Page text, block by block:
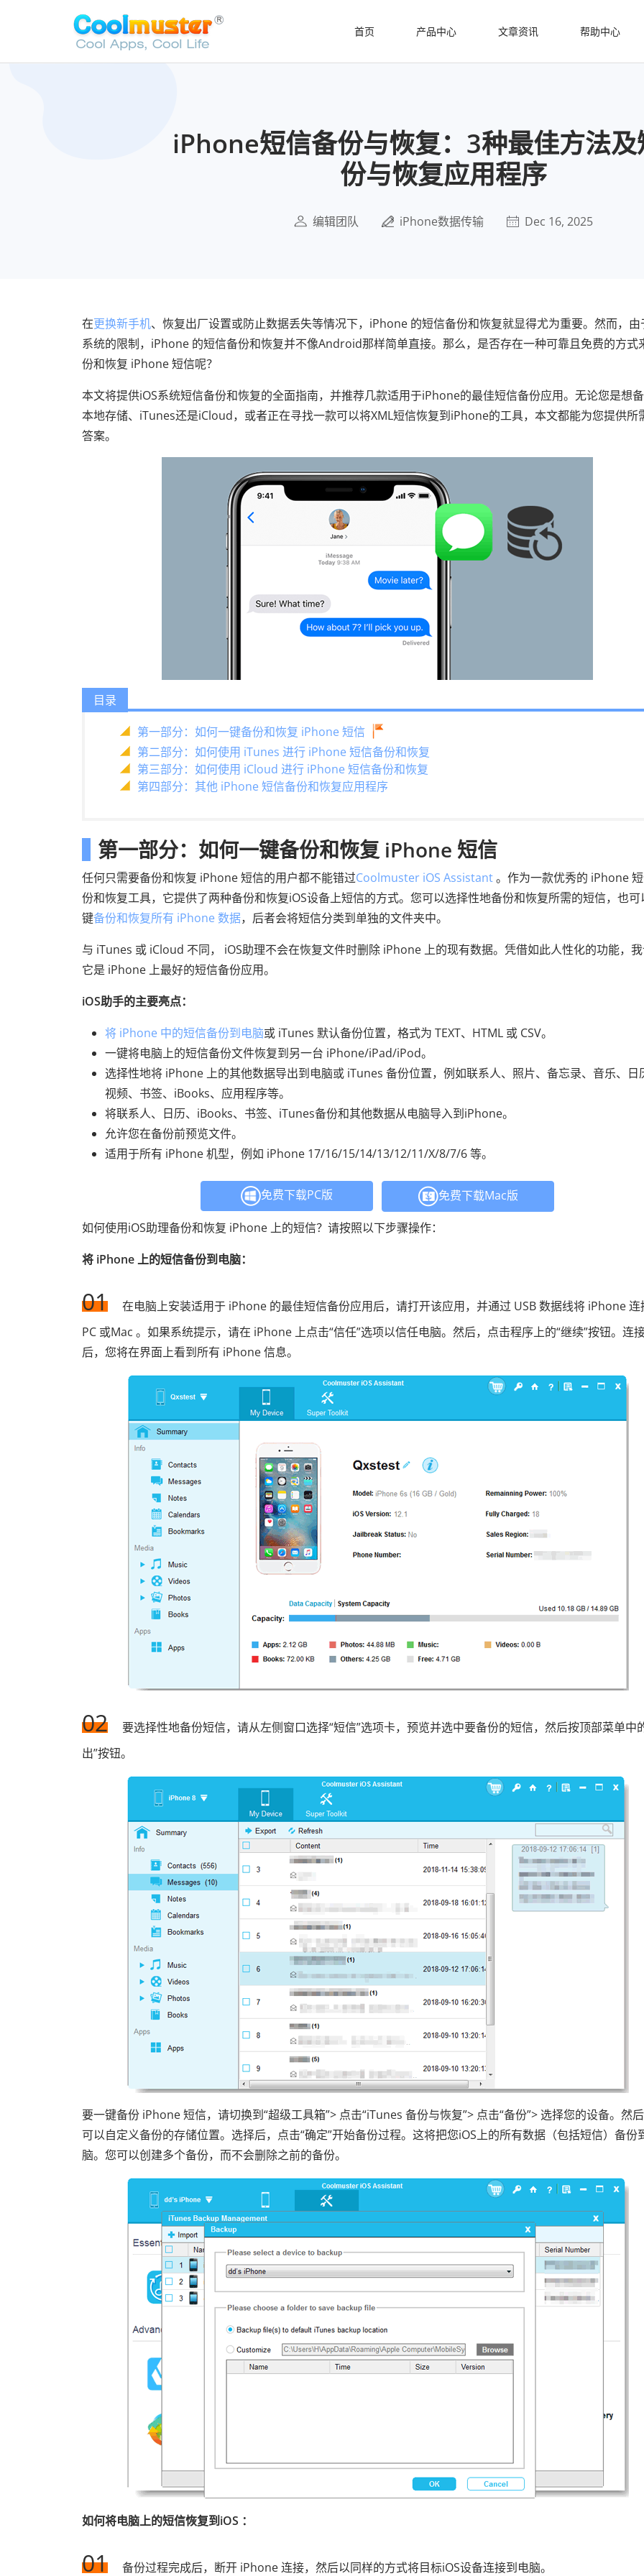
首页 产品中心 文章资讯 帮助中心
iPhone短信备份与恢复：3种最佳方法
份与恢复应用程序
编辑团队 iPhone数据传输 Dec 16, 2025
在更换新手机、恢复出厂设置或防止数据丢失等情况下，iPhone 的短信备份和恢复就显得尤为重要。然而，由
系统的限制，iPhone 的短信备份和恢复并不像Android那样简单直接。那么，是否存在一种可靠且免费的方式
份和恢复 iPhone 短信呢？
本文将提供iOS系统短信备份和恢复的全面指南，并推荐几款适用于iPhone的最佳短信备份应用。无论您是想
本地存储、iTunes还是iCloud，或者正在寻找一款可以将XML短信恢复到iPhone的工具，本文都能为您提供所
答案。
目录
第一部分：如何一键备份和恢复 iPhone 短信
第二部分：如何使用 iTunes 进行 iPhone 短信备份和恢复
第三部分：如何使用 iCloud 进行 iPhone 短信备份和恢复
第四部分：其他 iPhone 短信备份和恢复应用程序
第一部分：如何一键备份和恢复 iPhone 短信
任何只需要备份和恢复 iPhone 短信的用户都不能错过Coolmuster iOS Assistant。作为一款优秀的 iPhone
份和恢复工具，它提供了两种备份和恢复iOS设备上短信的方式。您可以选择性地备份和恢复所需的短信，也可
键备份和恢复所有 iPhone 数据，后者会将短信分类到单独的文件夹中。
与 iTunes 或 iCloud 不同， iOS助理不会在恢复文件时删除 iPhone 上的现有数据。凭借如此人性化的功能，
它是 iPhone 上最好的短信备份应用。
iOS助手的主要亮点：
将 iPhone 中的短信备份到电脑或 iTunes 默认备份位置，格式为 TEXT、HTML 或 CSV。
一键将电脑上的短信备份文件恢复到另一台 iPhone/iPad/iPod。
选择性地将 iPhone 上的其他数据导出到电脑或 iTunes 备份位置，例如联系人、照片、备忘录、音乐、日
视频、书签、iBooks、应用程序等。
将联系人、日历、iBooks、书签、iTunes备份和其他数据从电脑导入到iPhone。
允许您在备份前预览文件。
适用于所有 iPhone 机型，例如 iPhone 17/16/15/14/13/12/11/X/8/7/6 等。
免费下载PC版 免费下载Mac版
如何使用iOS助理备份和恢复 iPhone 上的短信？请按照以下步骤操作：
将 iPhone 上的短信备份到电脑：
01
在电脑上安装适用于 iPhone 的最佳短信备份应用后，请打开该应用，并通过 USB 数据线将 iPhone 连
PC 或Mac 。如果系统提示，请在 iPhone 上点击“信任”选项以信任电脑。然后，点击程序上的“继续”按钮。连
后，您将在界面上看到所有 iPhone 信息。
02
要选择性地备份短信，请从左侧窗口选择“短信”选项卡，预览并选中要备份的短信，然后按顶部菜单中
出”按钮。
要一键备份 iPhone 短信，请切换到“超级工具箱”> 点击“iTunes 备份与恢复”> 点击“备份”> 选择您的设备。然
可以自定义备份的存储位置。选择后，点击“确定”开始备份过程。这将把您iOS上的所有数据（包括短信）备份
脑。您可以创建多个备份，而不会删除之前的备份。
如何将电脑上的短信恢复到iOS ：
01 备份过程完成后，断开 iPhone 连接，然后以同样的方式将目标iOS设备连接到电脑。